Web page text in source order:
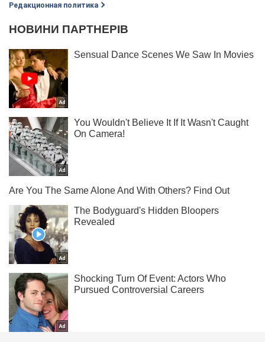
Редакционная политика